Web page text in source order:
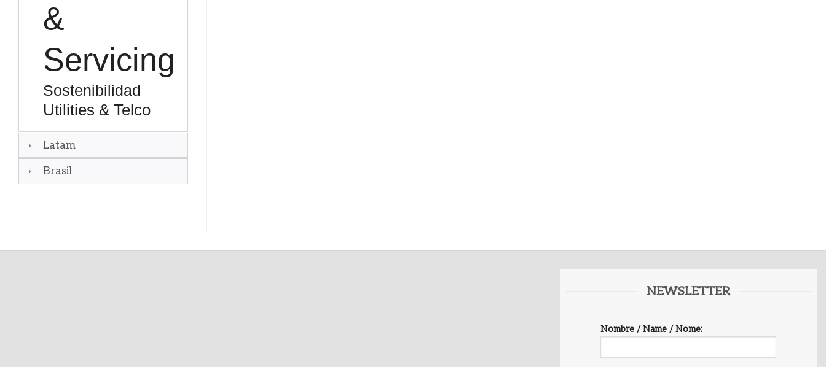
&
Servicing
Sostenibilidad
Utilities & Telco
Latam
Brasil
NEWSLETTER
Nombre / Name / Nome: